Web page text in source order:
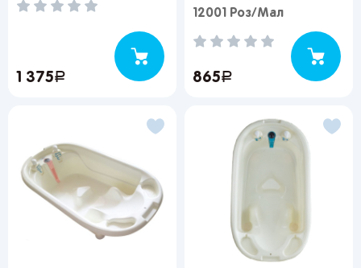
1 375руб.
12001 Роз/Мал
865руб.
Я согласен на обработку моих
персональных данных